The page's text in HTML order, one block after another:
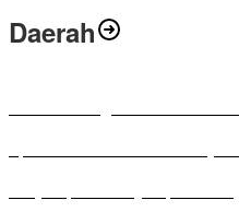
Daerah